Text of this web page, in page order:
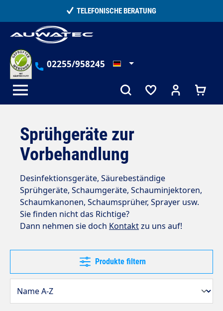
TELEFONISCHE BERATUNG
02255/958245
Sprühgeräte zur
Vorbehandlung
Desinfektionsgeräte, Säurebeständige
Sprühgeräte, Schaumgeräte, Schauminjektoren,
Schaumkanonen, Schaumsprüher, Sprayer usw.
Sie finden nicht das Richtige?
Dann nehmen sie doch Kontaktzu uns auf!
Produkte filtern